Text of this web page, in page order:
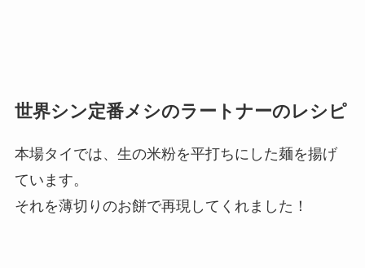
世界シン定番メシのラートナーのレシピ
本場タイでは、生の米粉を平打ちにした麺を揚げ
ています。
それを薄切りのお餅で再現してくれました！